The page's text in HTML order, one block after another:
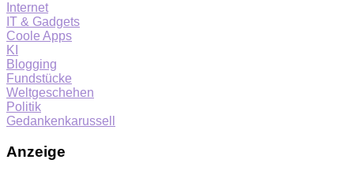
Internet
IT & Gadgets
Coole Apps
KI
Blogging
Fundstücke
Weltgeschehen
Politik
Gedankenkarussell
Anzeige